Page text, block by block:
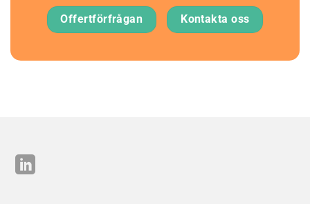
Offertförfrågan Kontakta oss